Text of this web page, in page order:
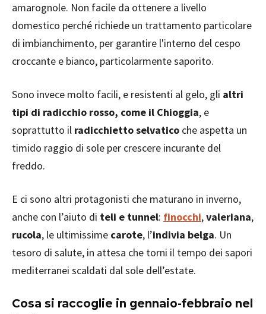
amarognole. Non facile da ottenere a livello
domestico perché richiede un trattamento particolare
di imbianchimento, per garantire l'interno del cespo
croccante e bianco, particolarmente saporito.
Sono invece molto facili, e resistenti al gelo, gli altri
tipi di radicchio rosso, come il Chioggia, e
soprattutto il radicchietto selvatico che aspetta un
timido raggio di sole per crescere incurante del
freddo.
E ci sono altri protagonisti che maturano in inverno,
anche con l’aiuto di teli e tunnel: finocchi,valeriana,
rucola, le ultimissime carote, l’indivia belga. Un
tesoro di salute, in attesa che torni il tempo dei sapori
mediterranei scaldati dal sole dell’estate.
Cosa si raccoglie in gennaio-febbraio nel